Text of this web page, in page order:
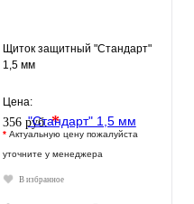
Щиток защитный "Стандарт"
1,5 мм
Цена:
356 руб.*
* Актуальную цену пожалуйста
уточните у менеджера
В избранное